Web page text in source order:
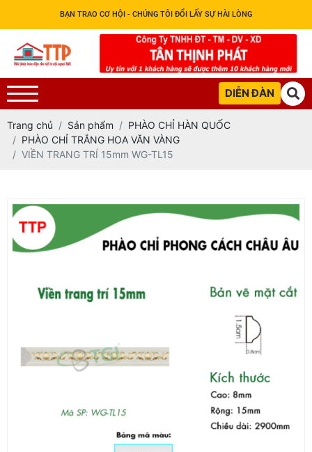
BẠN TRAO CƠ HỘI - CHÚNG TÔI ĐỔI LẤY SỰ HÀI LÒNG
DIỄN ĐÀN
Trang chủ Sản phẩm
PHÀO CHỈ HÀN QUỐC
PHÀO CHỈ TRẮNG HOA VĂN VÀNG
VIỀN TRANG TRÍ 15mm WG-TL15